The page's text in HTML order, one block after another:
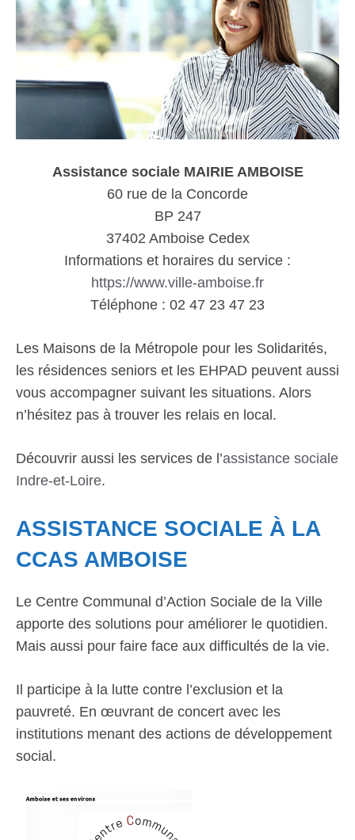
Assistance sociale MAIRIE AMBOISE
60 rue de la Concorde
BP 247
37402 Amboise Cedex
Informations et horaires du service :
https://www.ville-amboise.fr
Téléphone : 02 47 23 47 23
Les Maisons de la Métropole pour les Solidarités,
les résidences seniors et les EHPAD peuvent aussi
vous accompagner suivant les situations. Alors
n’hésitez pas à trouver les relais en local.
Découvrir aussi les services de l’assistance sociale
Indre-et-Loire.
ASSISTANCE SOCIALE À LA
CCAS AMBOISE
Le Centre Communal d’Action Sociale de la Ville
apporte des solutions pour améliorer le quotidien.
Mais aussi pour faire face aux difficultés de la vie.
Il participe à la lutte contre l’exclusion et la
pauvreté. En œuvrant de concert avec les
institutions menant des actions de développement
social.